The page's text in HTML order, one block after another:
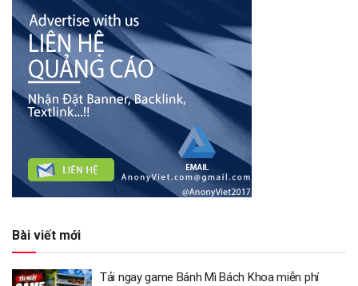
Bài viết mới
Tải ngay game Bánh Mì Bách Khoa miễn phí